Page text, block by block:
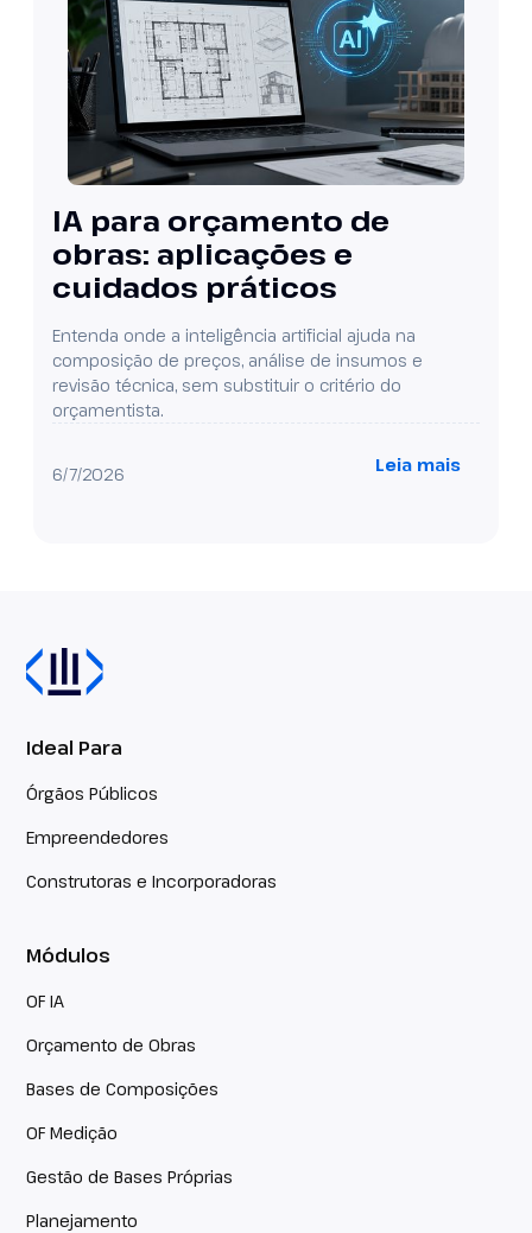
IA para orçamento de
obras: aplicações e
cuidados práticos
Entenda onde a inteligência artificial ajuda na
composição de preços, análise de insumos e
revisão técnica, sem substituir o critério do
orçamentista.
6/7/2026 Leia mais
Ideal Para
Órgãos Públicos
Empreendedores
Construtoras e Incorporadoras
Módulos
OF IA
Orçamento de Obras
Bases de Composições
OF Medição
Gestão de Bases Próprias
Planejamento